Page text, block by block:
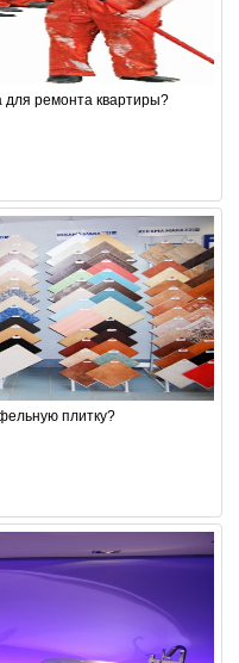
для ремонта квартиры?
плитку?